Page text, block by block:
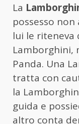
La
possesso
lui le riteneva
Lamborghini,
Panda. Una
tratta con
la
guida e
altro conta